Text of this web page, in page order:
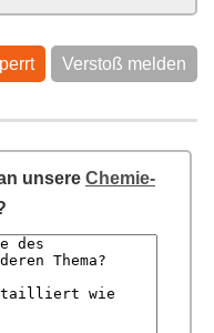
Verstoß melden
unsere Chemie-